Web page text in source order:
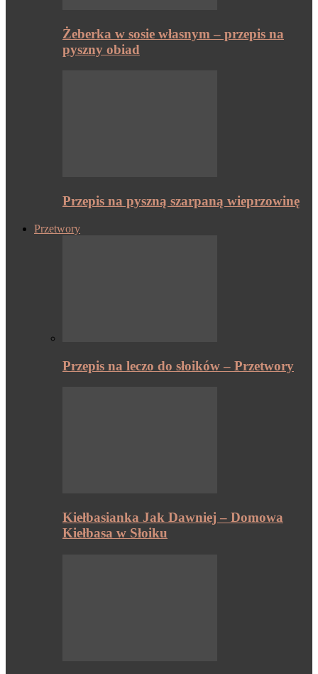
Żeberka w sosie własnym – przepis na
pyszny obiad
Przepis na pyszną szarpaną wieprzowinę
Przetwory
Przepis na leczo do słoików – Przetwory
Kiełbasianka Jak Dawniej – Domowa
Kiełbasa w Słoiku